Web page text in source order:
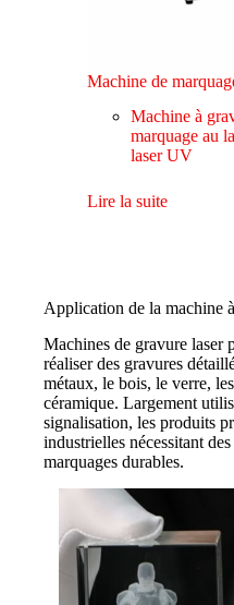
Machine de
Machine à
marquage au
laser UV
Lire la suite
Application de la machine
Machines de gravure laser
réaliser des gravures
métaux, le bois, le verre,
céramique. Largement
signalisation, les produits
industrielles nécessitant
marquages durables.